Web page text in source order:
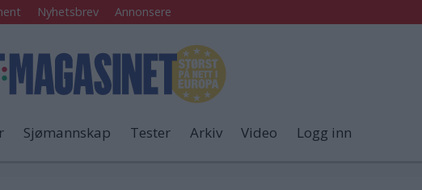
Nyhetsbrev Annonsere
Sjømannskap Tester Arkiv Video Logg inn